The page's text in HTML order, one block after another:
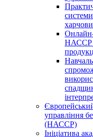
НАССР
управління
(НАССР)
Ініціатива